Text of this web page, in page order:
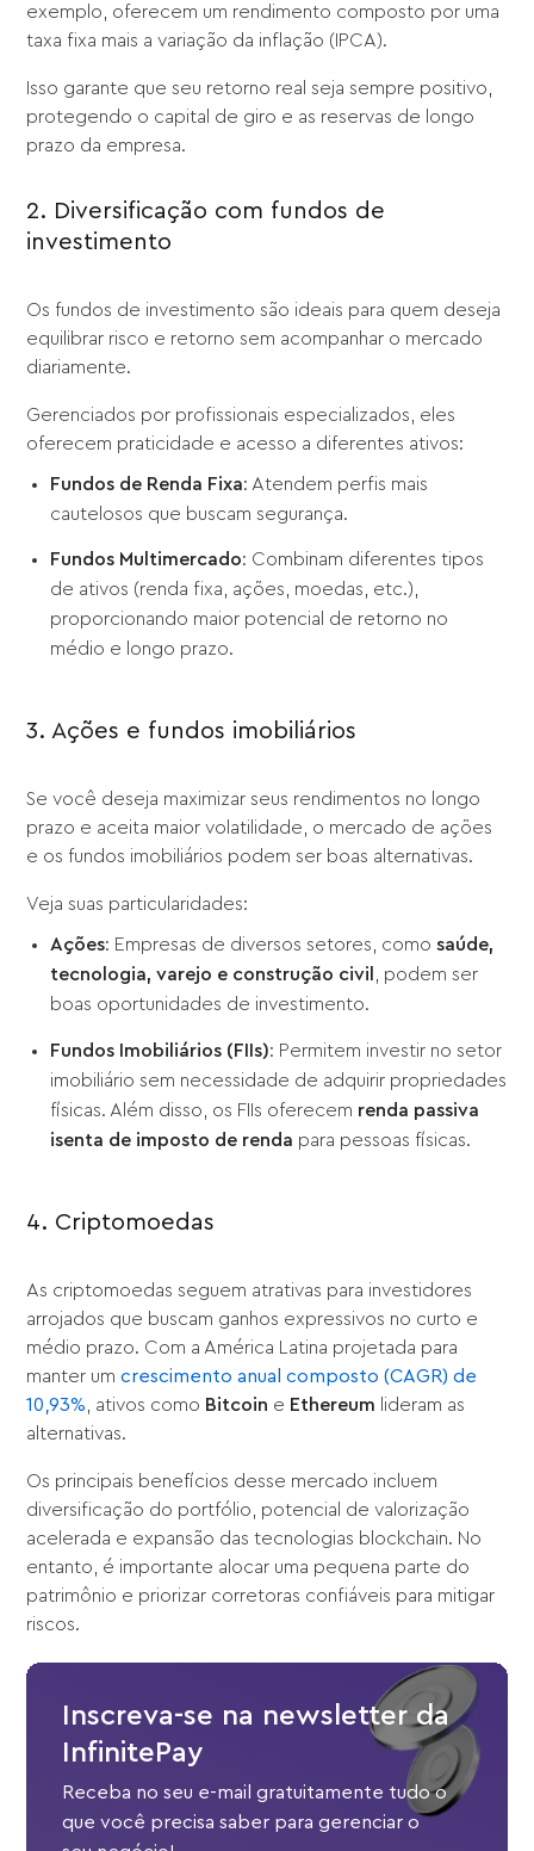
exemplo, oferecem um rendimento composto por uma
taxa fixa mais a variação da inflação (IPCA).
Isso garante que seu retorno real seja sempre positivo,
protegendo o capital de giro e as reservas de longo
prazo da empresa.
2. Diversificação com fundos de
investimento
Os fundos de investimento são ideais para quem deseja
equilibrar risco e retorno sem acompanhar o mercado
diariamente.
Gerenciados por profissionais especializados, eles
oferecem praticidade e acesso a diferentes ativos:
Fundos de Renda Fixa: Atendem perfis mais
cautelosos que buscam segurança.
Fundos Multimercado: Combinam diferentes tipos
de ativos (renda fixa, ações, moedas, etc.),
proporcionando maior potencial de retorno no
médio e longo prazo.
3. Ações e fundos imobiliários
Se você deseja maximizar seus rendimentos no longo
prazo e aceita maior volatilidade, o mercado de ações
e os fundos imobiliários podem ser boas alternativas.
Veja suas particularidades:
Ações: Empresas de diversos setores, comosaúde,
tecnologia, varejo e construção civil , podem ser
boas oportunidades de investimento.
Fundos Imobiliários (FIIs): Permitem investir no setor
imobiliário sem necessidade de adquirir propriedades
físicas. Além disso, os FIIs oferecem renda passiva
isenta de imposto de renda para pessoas físicas.
4. Criptomoedas
As criptomoedas seguem atrativas para investidores
arrojados que buscam ganhos expressivos no curto e
médio prazo. Com a América Latina projetada para
manter umcrescimento anual composto (CAGR) de
10,93% , ativos como Bitcoin e Ethereum lideram as
alternativas.
Os principais benefícios desse mercado incluem
diversificação do portfólio, potencial de valorização
acelerada e expansão das tecnologias blockchain. No
entanto, é importante alocar uma pequena parte do
patrimônio e priorizar corretoras confiáveis para mitigar
riscos.
Inscreva-se na newsletter da
InfinitePay
Receba no seu e-mail gratuitamente tudo o
que você precisa saber para gerenciar o